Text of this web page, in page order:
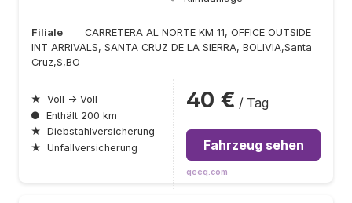
Filiale
CARRETERA AL NORTE KM 11, OFFICE OUTSIDE
INT ARRIVALS, SANTA CRUZ DE LA SIERRA, BOLIVIA,Santa
Cruz,S,BO
★ Voll → Voll
● Enthält 200 km
★ Diebstahlversicherung
★ Unfallversicherung
40 € / Tag
Fahrzeug sehen
qeeq.com